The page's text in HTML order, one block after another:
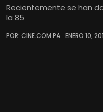
Recientemente se han
la 85
POR: CINE.COM.PA ENERO 10,